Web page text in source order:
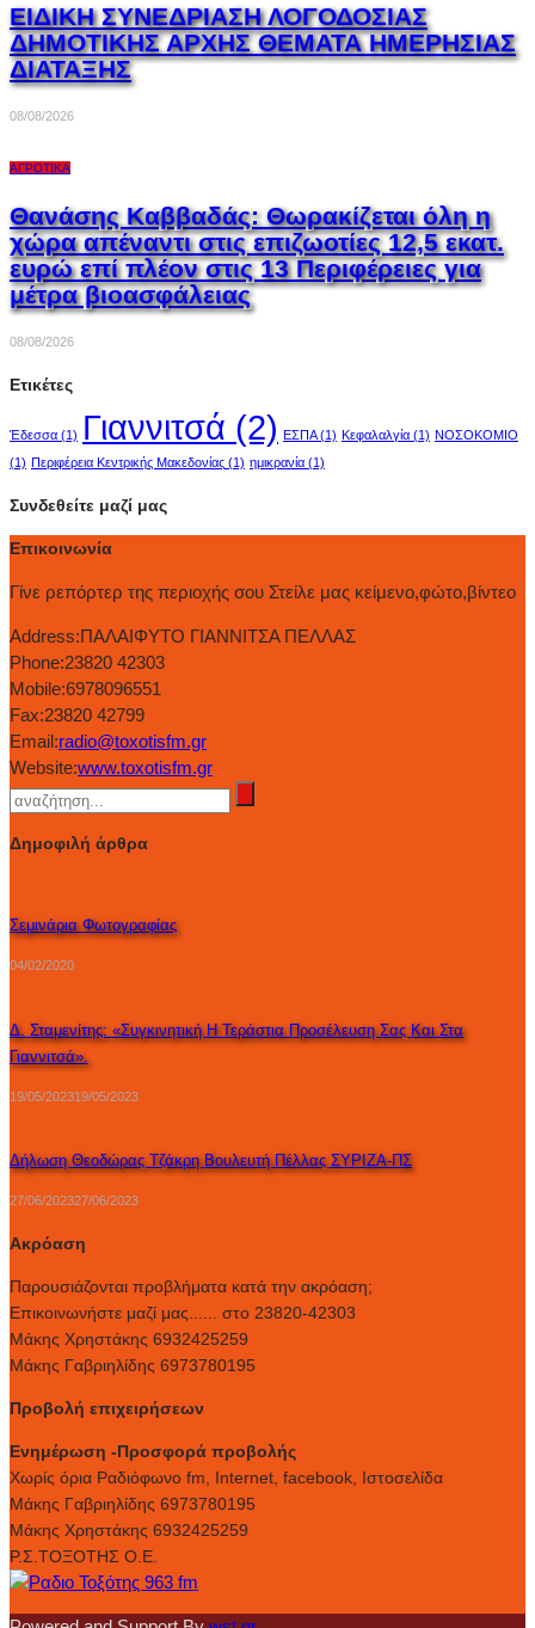
ΕΙΔΙΚΗ ΣΥΝΕΔΡΙΑΣΗ ΛΟΓΟΔΟΣΙΑΣ
ΔΗΜΟΤΙΚΗΣ ΑΡΧΗΣ ΘΕΜΑΤΑ ΗΜΕΡΗΣΙΑΣ
ΔΙΑΤΑΞΗΣ
08/08/2026
ΑΓΡΟΤΙΚΆ
Θανάσης Καββαδάς: Θωρακίζεται όλη η
χώρα απέναντι στις επιζωοτίες 12,5 εκατ.
ευρώ επί πλέον στις 13 Περιφέρειες για
μέτρα βιοασφάλειας
08/08/2026
Ετικέτες
Έδεσσα (1) Γιαννιτσά (2) ΕΣΠΑ(1) Κεφαλαλγία (1) ΝΟΣΟΚΟΜΙΟ
(1) Περιφέρεια Κεντρικής Μακεδονίας (1) ημικρανία (1)
Συνδεθείτε μαζί μας
Επικοινωνία
Γίνε ρεπόρτερ της περιοχής σου Στείλε μας κείμενο,φώτο,βίντεο
Address:ΠΑΛΑΙΦΥΤΟ ΓΙΑΝΝΙΤΣΑ ΠΕΛΛΑΣ
Phone:23820 42303
Mobile:6978096551
Fax:23820 42799
Email:radio@toxotisfm.gr
Website:www.toxotisfm.gr
Δημοφιλή άρθρα
Σεμινάρια Φωτογραφίας
04/02/2020
Δ. Σταμενίτης: «Συγκινητική Η Τεράστια Προσέλευση Σας Και Στα
Γιαννιτσά».
19/05/202319/05/2023
Δήλωση Θεοδώρας Τζάκρη Βουλευτή Πέλλας ΣΥΡΙΖΑ-ΠΣ
27/06/202327/06/2023
Ακρόαση
Παρουσιάζονται προβλήματα κατά την ακρόαση;
Επικοινωνήστε μαζί μας...... στο 23820-42303
Μάκης Χρηστάκης 6932425259
Μάκης Γαβριηλίδης 6973780195
Προβολή επιχειρήσεων
Ενημέρωση -Προσφορά προβολής
Xωρίς όρια Ραδιόφωνο fm, Internet, facebook, Ιστοσελίδα
Μάκης Γαβριηλίδης 6973780195
Μάκης Χρηστάκης 6932425259
Ρ.Σ.ΤΟΞΟΤΗΣ Ο.Ε.